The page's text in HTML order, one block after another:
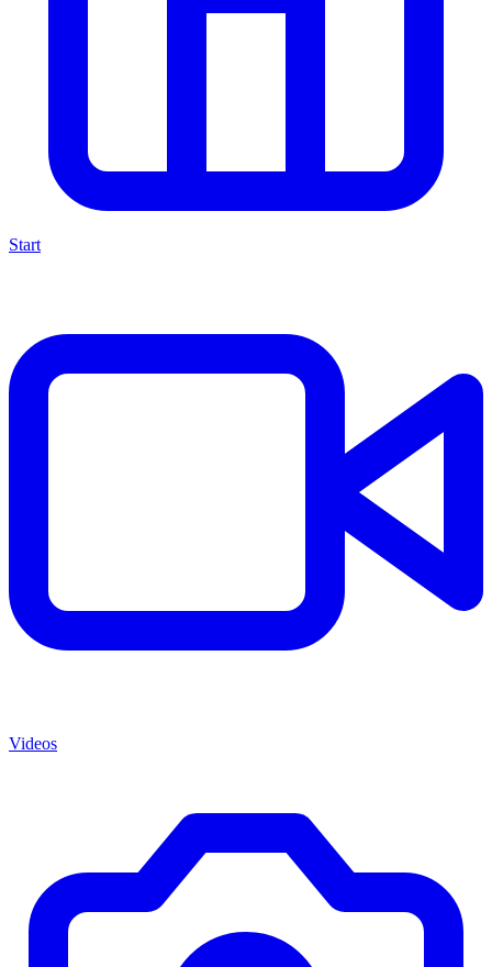
Start
Videos